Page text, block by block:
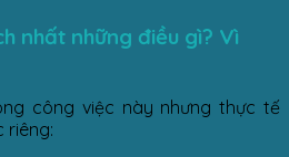
nhất những điều gì? Vì
công việc này nhưng thực tế
riêng: